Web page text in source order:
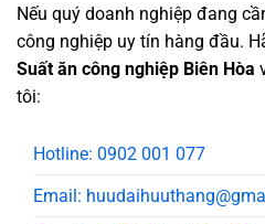
Nếu quý doanh nghiệp đang
công nghiệp uy tín hàng đầu.
Suất ăn công nghiệp Biên Hòa
tôi:
Hotline: 0902 001 077
Email: